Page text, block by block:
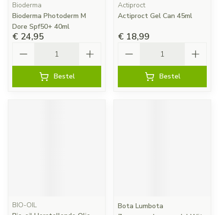
Bioderma
Bioderma Photoderm M
Dore Spf50+ 40ml
€ 24,95
Bestel
Actiproct
Actiproct Gel Can 45ml
€ 18,99
Bestel
BIO-OIL
Bota Lumbota